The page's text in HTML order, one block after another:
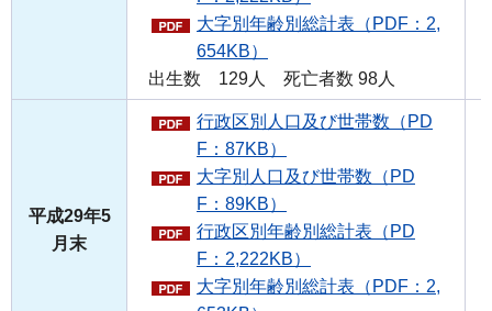
大字別年齢別総計表（PDF：2,
654KB）
出生数 129人 死亡者数 98人
平成29年5
月末
行政区別人口及び世帯数（PD
F：87KB）
大字別人口及び世帯数（PD
F：89KB）
行政区別年齢別総計表（PD
F：2,222KB）
大字別年齢別総計表（PDF：2,